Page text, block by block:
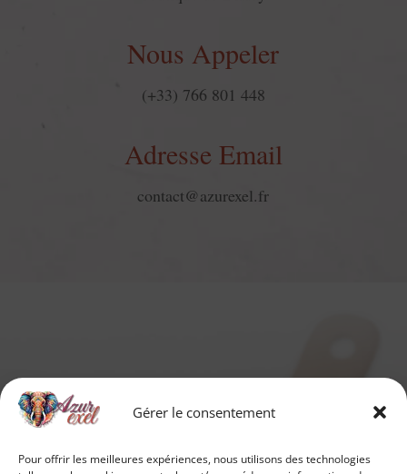
Gérer le consentement
Pour offrir les meilleures expériences, nous utilisons des technologies
Nous Appeler
(+33) 766 801 448
Adresse Email
contact@azurexel.fr